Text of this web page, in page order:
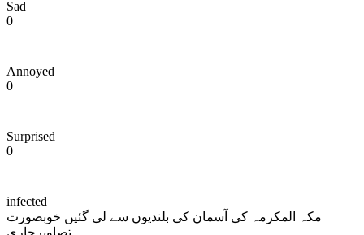
Sad
0
Annoyed
0
Surprised
0
infected
مکہ المکرمہ کی آسمان کی بلندیوں سے لی گئیں خوبصورت